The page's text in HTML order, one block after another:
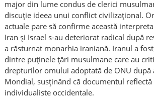
major din lume condus de clerici
discuție ideea unui conflict civilizațional.
actuale pare să confirme această
Iran și Israel s-au deteriorat radical după
a răsturnat monarhia iraniană. Iranul a
dintre puținele țări musulmane care au
drepturilor omului adoptată de ONU după
Mondial, susținând că documentul
individualiste occidentale.